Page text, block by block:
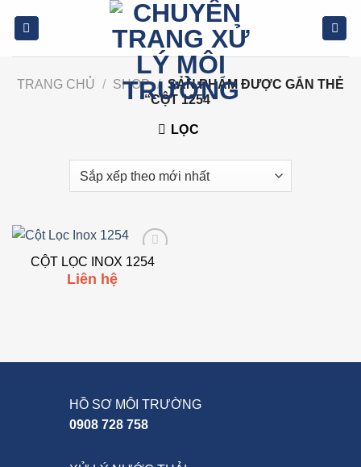
TRANG CHỦ
/ SHOP / SẢN PHẨM ĐƯỢC GẮN THẺ
“CỘT 1254”
LỌC
Add to
CỘT LỌC INOX 1254
Liên hệ
HỒ SƠ MÔI TRƯỜNG
0908 728 758